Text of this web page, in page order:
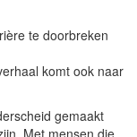
te doorbreken
komt ook naar
gemaakt
Met mensen die